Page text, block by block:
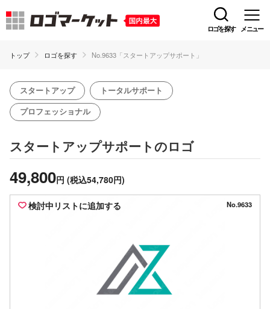
ロゴを探す メニュー
トップ ロゴを探す No.9633「スタートアップサポート」
スタートアップ
トータルサポート
プロフェッショナル
スタートアップサポートのロゴ
49,800円 (税込54,780円)
検討中リストに追加する No.9633